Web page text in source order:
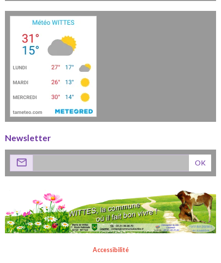
Newsletter
OK
Accessibilité